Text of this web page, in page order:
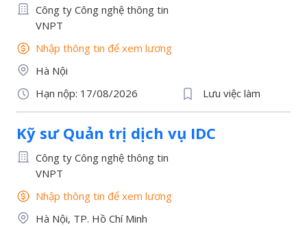
Công ty Công nghệ thông tin
VNPT
Nhập thông tin để xem lương
Hà Nội
Hạn nộp: 17/08/2026
Lưu việc làm
Kỹ sư Quản trị dịch vụ IDC
Công ty Công nghệ thông tin
VNPT
Nhập thông tin để xem lương
Hà Nội, TP. Hồ Chí Minh